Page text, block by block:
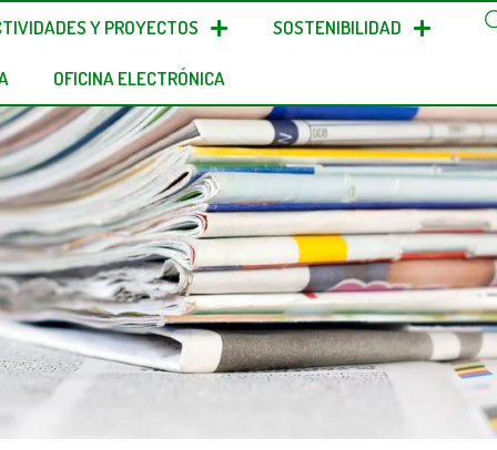
Y PROYECTOS SOSTENIBILIDAD
OFICINA ELECTRÓNICA